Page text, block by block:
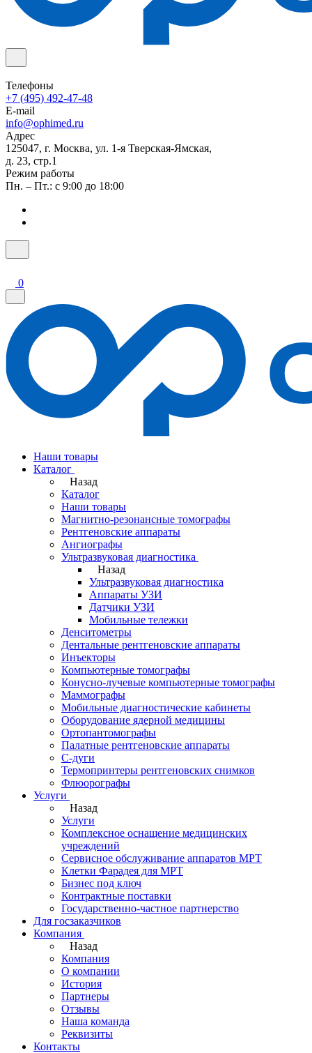
Телефоны
+7 (495) 492-47-48
E-mail
info@ophimed.ru
Адрес
125047, г. Москва, ул. 1-я Тверская-Ямская,
д. 23, стр.1
Режим работы
Пн. – Пт.: с 9:00 до 18:00
0
Наши товары
Каталог
Назад
Каталог
Наши товары
Магнитно-резонансные томографы
Рентгеновские аппараты
Ангиографы
Ультразвуковая диагностика
Назад
Ультразвуковая диагностика
Аппараты УЗИ
Датчики УЗИ
Мобильные тележки
Денситометры
Дентальные рентгеновские аппараты
Инъекторы
Компьютерные томографы
Конусно-лучевые компьютерные томографы
Маммографы
Мобильные диагностические кабинеты
Оборудование ядерной медицины
Ортопантомографы
Палатные рентгеновские аппараты
С-дуги
Термопринтеры рентгеновских снимков
Флюорографы
Услуги
Назад
Услуги
Комплексное оснащение медицинских
учреждений
Сервисное обслуживание аппаратов МРТ
Клетки Фарадея для МРТ
Бизнес под ключ
Контрактные поставки
Государственно-частное партнерство
Для госзаказчиков
Компания
Назад
Компания
О компании
История
Партнеры
Отзывы
Наша команда
Реквизиты
Контакты